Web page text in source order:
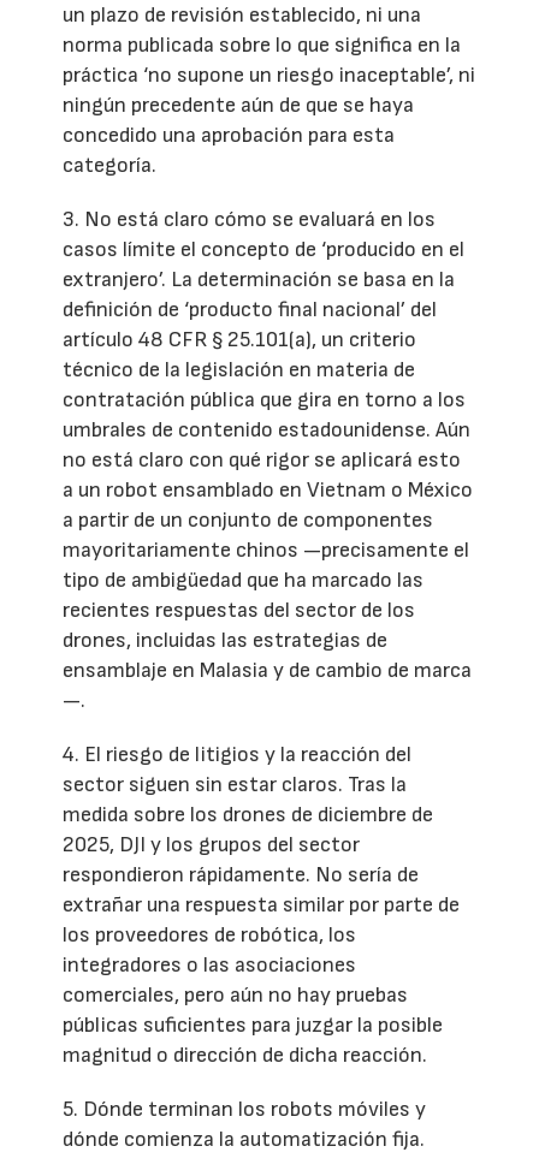
un plazo de revisión establecido, ni una
norma publicada sobre lo que significa en la
práctica ‘no supone un riesgo inaceptable’, ni
ningún precedente aún de que se haya
concedido una aprobación para esta
categoría.
3. No está claro cómo se evaluará en los
casos límite el concepto de ‘producido en el
extranjero’. La determinación se basa en la
definición de ‘producto final nacional’ del
artículo 48 CFR § 25.101(a), un criterio
técnico de la legislación en materia de
contratación pública que gira en torno a los
umbrales de contenido estadounidense. Aún
no está claro con qué rigor se aplicará esto
a un robot ensamblado en Vietnam o México
a partir de un conjunto de componentes
mayoritariamente chinos —precisamente el
tipo de ambigüedad que ha marcado las
recientes respuestas del sector de los
drones, incluidas las estrategias de
ensamblaje en Malasia y de cambio de marca
—.
4. El riesgo de litigios y la reacción del
sector siguen sin estar claros. Tras la
medida sobre los drones de diciembre de
2025, DJI y los grupos del sector
respondieron rápidamente. No sería de
extrañar una respuesta similar por parte de
los proveedores de robótica, los
integradores o las asociaciones
comerciales, pero aún no hay pruebas
públicas suficientes para juzgar la posible
magnitud o dirección de dicha reacción.
5. Dónde terminan los robots móviles y
dónde comienza la automatización fija.